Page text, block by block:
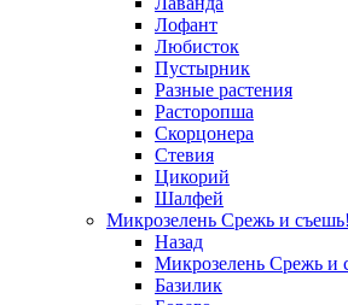
Лофант
Любисток
Пустырник
Разные растения
Расторопша
Скорцонера
Стевия
Цикорий
Шалфей
Микрозелень Срежь и
Назад
Микрозелень Срежь
Базилик